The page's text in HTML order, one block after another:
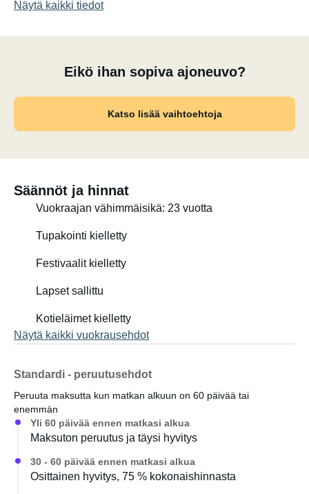
Näytä kaikki tiedot
Eikö ihan sopiva ajoneuvo?
Katso lisää vaihtoehtoja
Säännöt ja hinnat
Vuokraajan vähimmäisikä: 23 vuotta
Tupakointi kielletty
Festivaalit kielletty
Lapset sallittu
Kotieläimet kielletty
Näytä kaikki vuokrausehdot
Standardi - peruutusehdot
Peruuta maksutta kun matkan alkuun on 60 päivää tai
enemmän
Yli 60 päivää ennen matkasi alkua
Maksuton peruutus ja täysi hyvitys
30 - 60 päivää ennen matkasi alkua
Osittainen hyvitys, 75 % kokonaishinnasta